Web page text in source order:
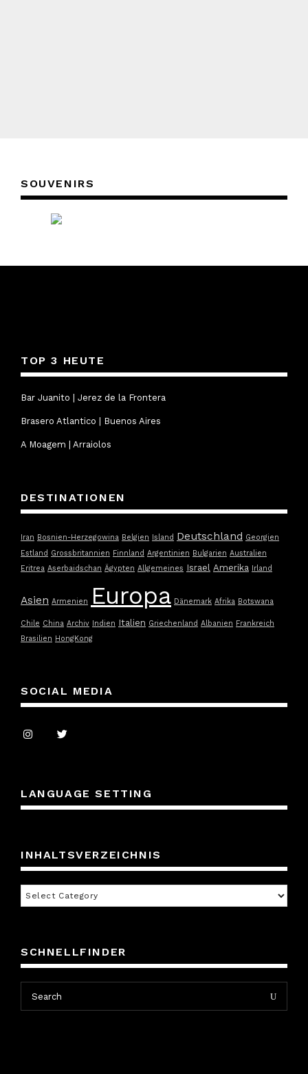
SOUVENIRS
TOP 3 HEUTE
Bar Juanito | Jerez de la Frontera
Brasero Atlantico | Buenos Aires
A Moagem | Arraiolos
DESTINATIONEN
Iran Bosnien-Herzegowina Belgien Island Deutschland Georgien
Estland Grossbritannien Finnland Argentinien Bulgarien Australien
Eritrea Aserbaidschan Ägypten Allgemeines Israel Amerika Irland
Asien Armenien Europa Dänemark Afrika Botswana
Chile China Archiv Indien Italien Griechenland Albanien Frankreich
Brasilien HongKong
SOCIAL MEDIA
LANGUAGE SETTING
INHALTSVERZEICHNIS
Inhaltsverzeichnis
SCHNELLFINDER
Search